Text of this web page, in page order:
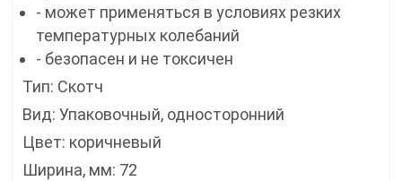
- может применяться в условиях резких
температурных колебаний
- безопасен и не токсичен
Тип: Скотч
Вид: Упаковочный, односторонний
Цвет: коричневый
Ширина, мм: 72